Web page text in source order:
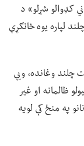
کډوالو شړلو» د
لپاره یوه ځانګړې
چلند وغانده، ویې
ظالمانه او غیر
په منځ کې لویه